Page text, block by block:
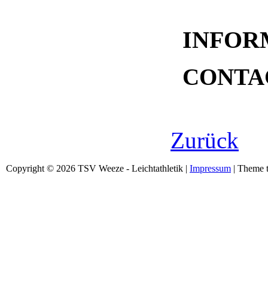
Zurück
Copyright © 2026 TSV Weeze - Leichtathletik | Impressum | Theme